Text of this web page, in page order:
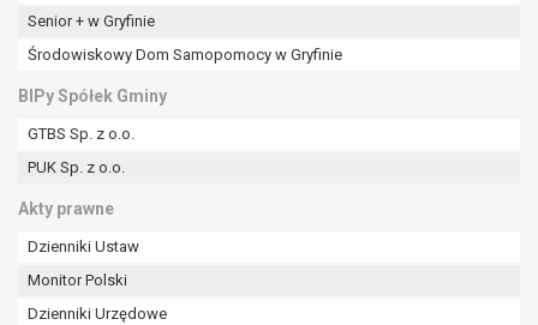
Senior + w Gryfinie
Środowiskowy Dom Samopomocy w Gryfinie
BIPy Spółek Gminy
GTBS Sp. z o.o.
PUK Sp. z o.o.
Akty prawne
Dzienniki Ustaw
Monitor Polski
Dzienniki Urzędowe